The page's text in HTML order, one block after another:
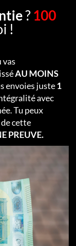
? 100
!
vas
AU MOINS
envoies juste1
avec
Tu peux
de cette
PREUVE.